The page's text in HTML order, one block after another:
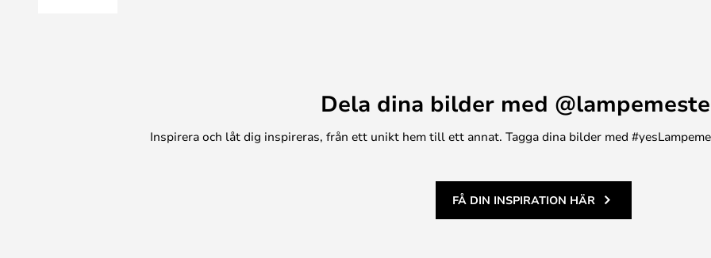
Dela dina bilder med
Inspirera och låt dig inspireras, från ett unikt hem till ett annat. Tagga dina bilder med
FÅ DIN INSPIRATION HÄR